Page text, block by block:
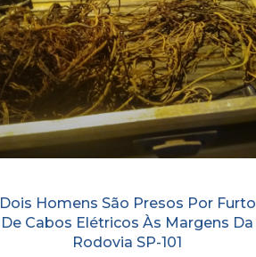
Dois Homens São Presos Por Furto
De Cabos Elétricos Às Margens Da
Rodovia SP-101